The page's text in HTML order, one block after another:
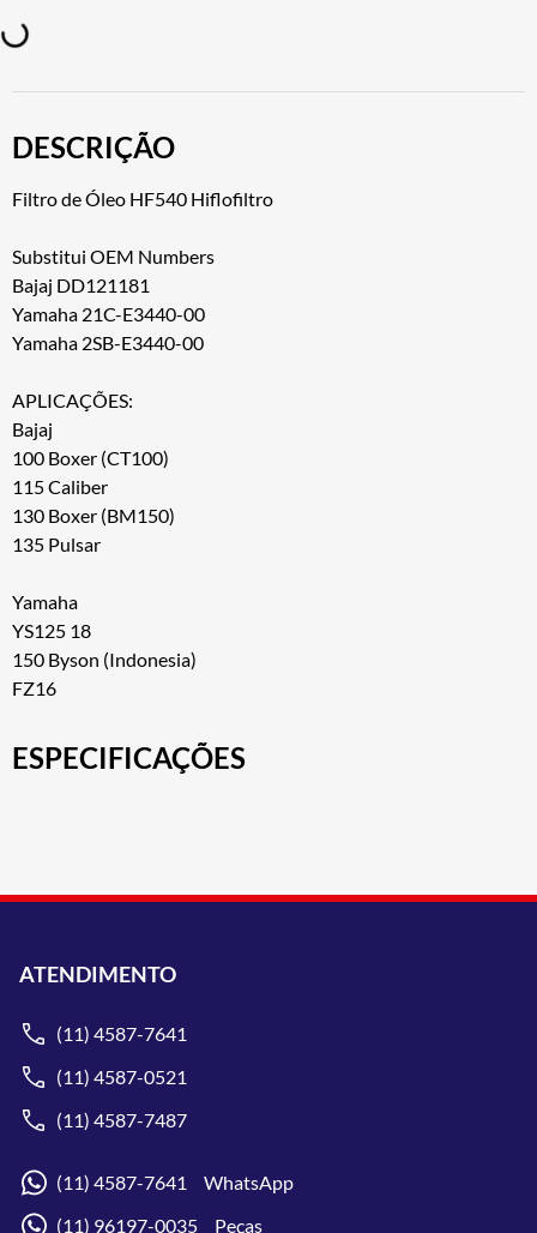
DESCRIÇÃO
Filtro de Óleo HF540 Hiflofiltro
Substitui OEM Numbers
Bajaj DD121181
Yamaha 21C-E3440-00
Yamaha 2SB-E3440-00
APLICAÇÕES:
Bajaj
100 Boxer (CT100)
115 Caliber
130 Boxer (BM150)
135 Pulsar
Yamaha
YS125 18
150 Byson (Indonesia)
FZ16
ESPECIFICAÇÕES
ATENDIMENTO
(11) 4587-7641
(11) 4587-0521
(11) 4587-7487
(11) 4587-7641 WhatsApp
(11) 96197-0035 Peças